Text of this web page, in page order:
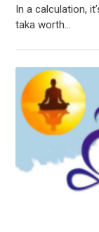
In a calculation,
taka worth...